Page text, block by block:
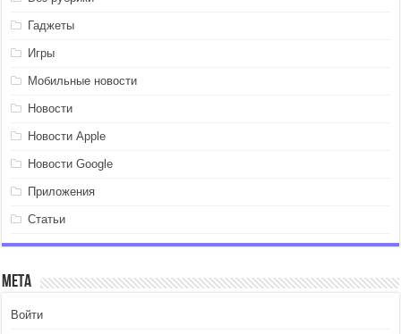
Гаджеты
Игры
Мобильные новости
Новости
Новости Apple
Новости Google
Приложения
Статьи
Мета
Войти